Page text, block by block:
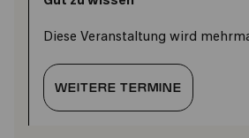
Diese Veranstaltung wird
WEITERE TERMINE